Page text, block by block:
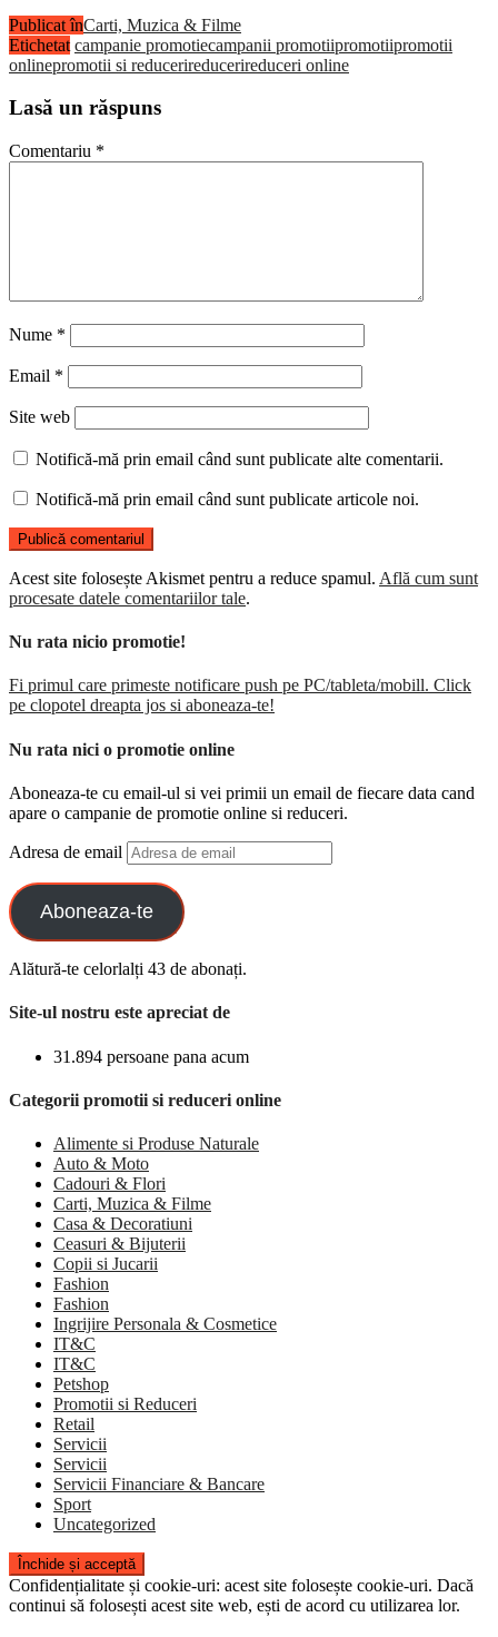
Publicat înCarti, Muzica & Filme
Etichetat campanie promotiecampanii promotiipromotiipromotii
onlinepromotii si reducerireducerireduceri online
Lasă un răspuns
Comentariu *
Nume *
Email *
Site web
Notifică-mă prin email când sunt publicate alte comentarii.
Notifică-mă prin email când sunt publicate articole noi.
Acest site folosește Akismet pentru a reduce spamul. Află cum sunt
procesate datele comentariilor tale.
Nu rata nicio promotie!
Fi primul care primeste notificare push pe PC/tableta/mobill. Click
pe clopotel dreapta jos si aboneaza-te!
Nu rata nici o promotie online
Aboneaza-te cu email-ul si vei primii un email de fiecare data cand
apare o campanie de promotie online si reduceri.
Adresa de email
Aboneaza-te
Alătură-te celorlalți 43 de abonați.
Site-ul nostru este apreciat de
31.894 persoane pana acum
Categorii promotii si reduceri online
Alimente si Produse Naturale
Auto & Moto
Cadouri & Flori
Carti, Muzica & Filme
Casa & Decoratiuni
Ceasuri & Bijuterii
Copii si Jucarii
Fashion
Fashion
Ingrijire Personala & Cosmetice
IT&C
IT&C
Petshop
Promotii si Reduceri
Retail
Servicii
Servicii
Servicii Financiare & Bancare
Sport
Uncategorized
Confidențialitate și cookie-uri: acest site folosește cookie-uri. Dacă
continui să folosești acest site web, ești de acord cu utilizarea lor.